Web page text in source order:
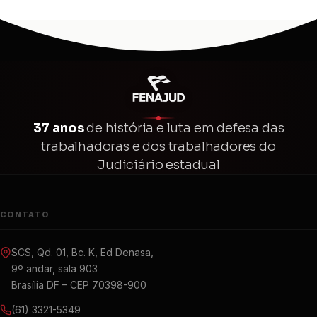
37 anosde história e luta em defesa das
trabalhadoras e dos trabalhadores do
Judiciário estadual
CONTATO
SCS, Qd. 01, Bc. K, Ed Denasa,
9º andar, sala 903
Brasília DF – CEP 70398-900
(61) 3321-5349